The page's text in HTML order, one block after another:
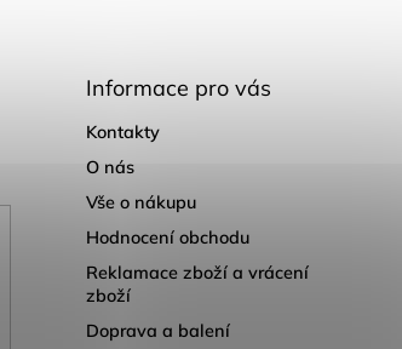
Informace pro vás
Kontakty
O nás
Vše o nákupu
Hodnocení obchodu
Reklamace zboží a vrácení
zboží
Doprava a balení